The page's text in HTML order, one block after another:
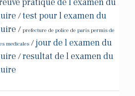
/test pour l examen du
/ prefecture de police de paris permis de
medicales /jour de l examen du
/resultat de l examen du